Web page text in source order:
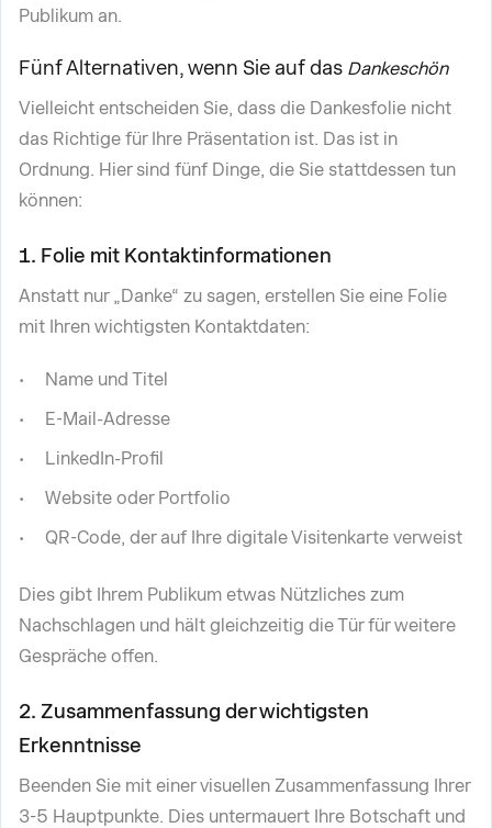
Publikum an.
Fünf Alternativen, wenn Sie auf das Dankeschön
Vielleicht entscheiden Sie, dass die Dankesfolie nicht
das Richtige für Ihre Präsentation ist. Das ist in
Ordnung. Hier sind fünf Dinge, die Sie stattdessen tun
können:
1. Folie mit Kontaktinformationen
Anstatt nur „Danke“ zu sagen, erstellen Sie eine Folie
mit Ihren wichtigsten Kontaktdaten:
Name und Titel
E-Mail-Adresse
LinkedIn-Profil
Website oder Portfolio
QR-Code, der auf Ihre digitale Visitenkarte verweist
Dies gibt Ihrem Publikum etwas Nützliches zum
Nachschlagen und hält gleichzeitig die Tür für weitere
Gespräche offen.
2. Zusammenfassung der wichtigsten
Erkenntnisse
Beenden Sie mit einer visuellen Zusammenfassung Ihrer
3-5 Hauptpunkte. Dies untermauert Ihre Botschaft und